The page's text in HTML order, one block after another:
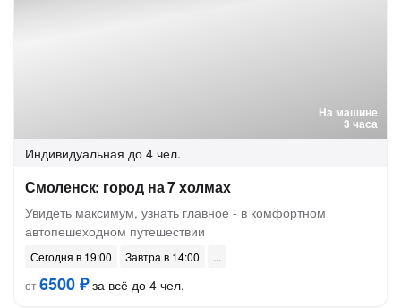
На машине
3 часа
Индивидуальная до 4 чел.
Смоленск: город на 7 холмах
Увидеть максимум, узнать главное - в комфортном
автопешеходном путешествии
Сегодня в 19:00
Завтра в 14:00
от6500 ₽за всё до 4 чел.